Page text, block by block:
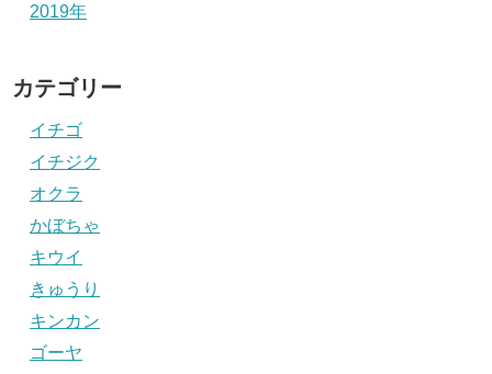
2019年
カテゴリー
イチゴ
イチジク
オクラ
かぼちゃ
キウイ
きゅうり
キンカン
ゴーヤ